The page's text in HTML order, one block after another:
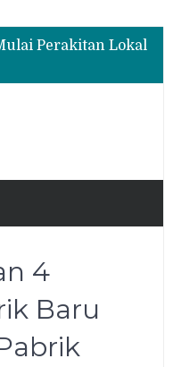
Leapmotor Mulai Perakitan Lokal di Indonesia, B10 dan C10 Jadi Model Perdana
Polytron G3+ Special Collaboration Meluncur di GIIAS 2026, Tampil Makin Gahar dengan Two-Tone
4
Baru